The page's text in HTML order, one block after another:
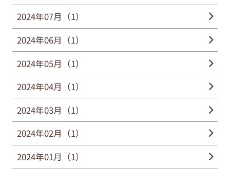
2024年07月（1）
2024年06月（1）
2024年05月（1）
2024年04月（1）
2024年03月（1）
2024年02月（1）
2024年01月（1）